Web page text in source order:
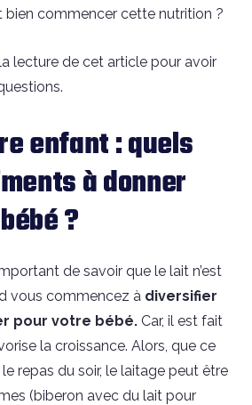
bien commencer cette nutrition ?
lecture de cet article pour avoir
enfant : quels
à donner
?
de savoir que le lait n’est
vous commencez à diversifier
pour votre bébé. Car, il est fait
la croissance. Alors, que ce
repas du soir, le laitage peut être
(biberon avec du lait pour